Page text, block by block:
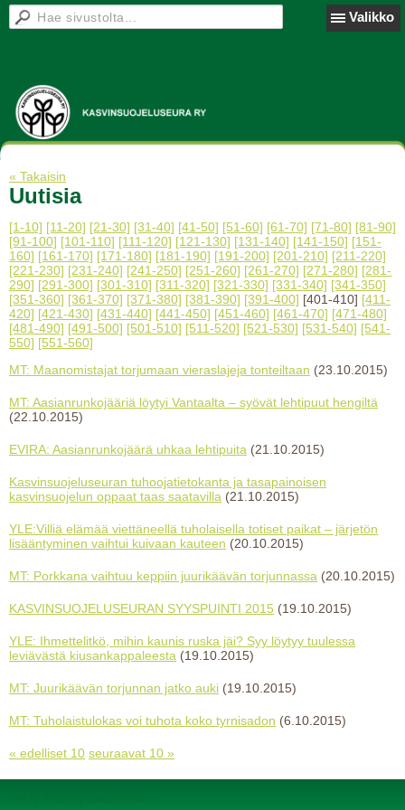
Valikko
« Takaisin
Uutisia
[1-10] [11-20] [21-30] [31-40] [41-50] [51-60] [61-70] [71-80] [81-90]
[91-100] [101-110] [111-120] [121-130] [131-140] [141-150] [151-
160] [161-170] [171-180] [181-190] [191-200] [201-210] [211-220]
[221-230] [231-240] [241-250] [251-260] [261-270] [271-280] [281-
290] [291-300] [301-310] [311-320] [321-330] [331-340] [341-350]
[351-360] [361-370] [371-380] [381-390] [391-400] [401-410] [411-
420] [421-430] [431-440] [441-450] [451-460] [461-470] [471-480]
[481-490] [491-500] [501-510] [511-520] [521-530] [531-540] [541-
550] [551-560]
MT: Maanomistajat torjumaan vieraslajeja tonteiltaan (23.10.2015)
MT: Aasianrunkojääriä löytyi Vantaalta – syövät lehtipuut hengiltä
(22.10.2015)
EVIRA: Aasianrunkojäärä uhkaa lehtipuita (21.10.2015)
Kasvinsuojeluseuran tuhoojatietokanta ja tasapainoisen
kasvinsuojelun oppaat taas saatavilla (21.10.2015)
YLE:Villiä elämää viettäneellä tuholaisella totiset paikat – järjetön
lisääntyminen vaihtui kuivaan kauteen (20.10.2015)
MT: Porkkana vaihtuu keppiin juurikäävän torjunnassa (20.10.2015)
KASVINSUOJELUSEURAN SYYSPUINTI 2015 (19.10.2015)
YLE: Ihmettelitkö, mihin kaunis ruska jäi? Syy löytyy tuulessa
leviävästä kiusankappaleesta (19.10.2015)
MT: Juurikäävän torjunnan jatko auki (19.10.2015)
MT: Tuholaistulokas voi tuhota koko tyrnisadon (6.10.2015)
« edelliset 10 seuraavat 10 »